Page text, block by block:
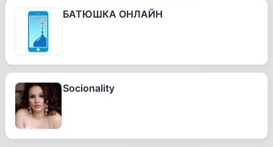
БАТЮШКА ОНЛАЙН
Socionality